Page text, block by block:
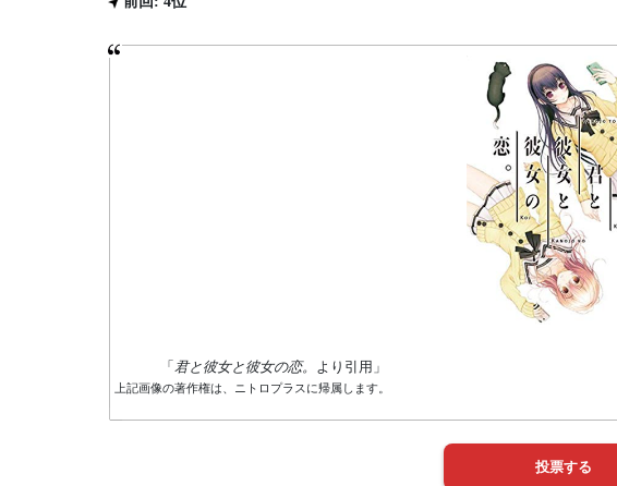
「 君と彼女と彼女の恋。 より引用」
上記画像の著作権は、ニトロプラスに帰属します。